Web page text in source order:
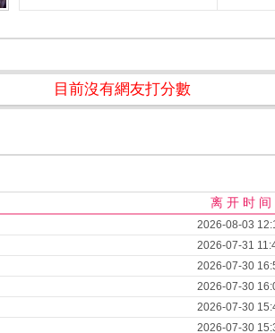
目前沒有網友打分數
离 开 时 间
2026-08-03
2026-07-31
2026-07-30
2026-07-30
2026-07-30
2026-07-30